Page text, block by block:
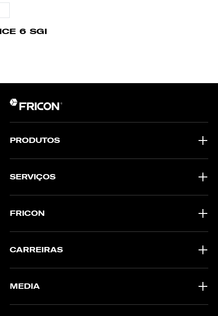
6 SGI
PRODUTOS
SERVIÇOS
FRICON
CARREIRAS
MEDIA